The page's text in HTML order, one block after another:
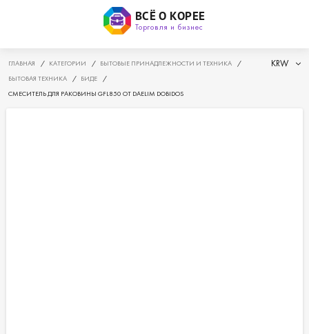
ВСЁ О КОРЕЕ
Торговля и бизнес
ГЛАВНАЯ / КАТЕГОРИИ / БЫТОВЫЕ ПРИНАДЛЕЖНОСТИ И ТЕХНИКА
/
БЫТОВАЯ ТЕХНИКА
/ БИДЕ
/
СМЕСИТЕЛЬ ДЛЯ РАКОВИНЫ GFL850 ОТ DAELIM DOBIDOS
KRW